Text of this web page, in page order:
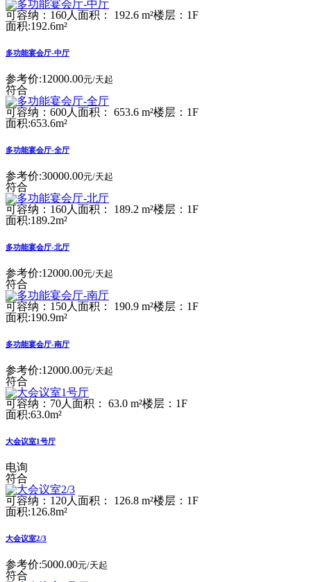
可容纳：160人 面积： 192.6 m²楼层：1F
面积:192.6m²
多功能宴会厅-中厅
参考价:12000.00元/天起
符合
可容纳：600人 面积： 653.6 m²楼层：1F
面积:653.6m²
多功能宴会厅-全厅
参考价:30000.00元/天起
符合
可容纳：160人 面积： 189.2 m²楼层：1F
面积:189.2m²
多功能宴会厅-北厅
参考价:12000.00元/天起
符合
可容纳：150人 面积： 190.9 m²楼层：1F
面积:190.9m²
多功能宴会厅-南厅
参考价:12000.00元/天起
符合
可容纳：70人 面积： 63.0 m²楼层：1F
面积:63.0m²
大会议室1号厅
电询
符合
可容纳：120人 面积： 126.8 m²楼层：1F
面积:126.8m²
大会议室2/3
参考价:5000.00元/天起
符合